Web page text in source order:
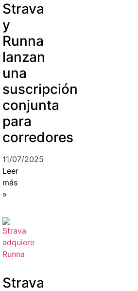
Strava
y
Runna
lanzan
una
suscripción
conjunta
para
corredores
11/07/2025
Leer
más
»
Strava